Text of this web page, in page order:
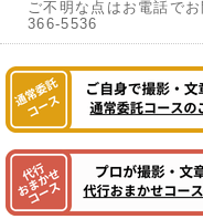
ご不明な点はお電話で
366-5536